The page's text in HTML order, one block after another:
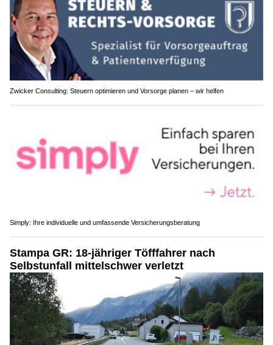
Zwicker Consulting: Steuern optimieren und Vorsorge planen – wir helfen
Simply: Ihre individuelle und umfassende Versicherungsberatung
Stampa GR: 18-jähriger Töfffahrer nach
Selbstunfall mittelschwer verletzt